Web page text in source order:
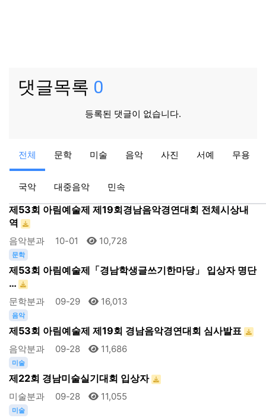
댓글목록 0
등록된 댓글이 없습니다.
전체 문학 미술 음악 사진 서예 무용
국악 대중음악 민속
2024 제52회 거창군민가요제 본선 진출자 현황
아림예술제 08-27 13,948
제53회 아림예술제 제19회경남음악경연대회 전체시상내
역
음악분과 10-01 10,728
문학
제53회 아림예술제「경남학생글쓰기한마당」 입상자 명단
…
문학분과 09-29 16,013
음악
제53회 아림예술제 제19회 경남음악경연대회 심사발표
음악분과 09-28 11,686
미술
제22회 경남미술실기대회 입상자
미술분과 09-28 11,055
미술